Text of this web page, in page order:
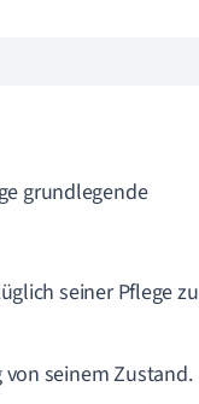
grundlegende
seiner Pflege zu
seinem Zustand.